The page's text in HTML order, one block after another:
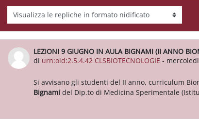
Modalità visualizzazione
LEZIONI 9 GIUGNO IN AULA BIGNAMI (II ANNO
di urn:oid:2.5.4.42 CLSBIOTECNOLOGIE -
Numero di risposte: 0
Si avvisano gli studenti del II anno, curriculum
Bignami del Dip.to di Medicina Sperimentale